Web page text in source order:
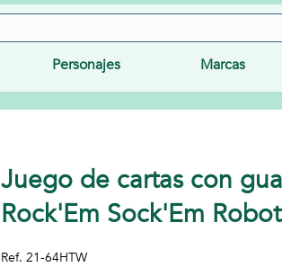
Personajes Marcas
Juego de cartas con
Rock'Em Sock'Em
Ref. 21-64HTW